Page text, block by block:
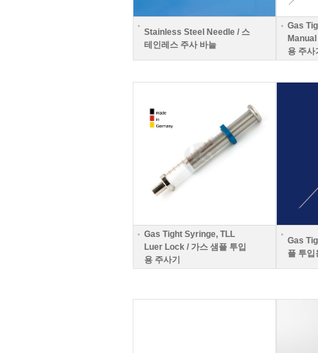
Stainless Steel Needle / 스
테인레스 주사 바늘
Gas
용 주
Gas Tight Syringe, TLL
Luer Lock / 가스 샘플 투입
용 주사기
Gas
플 투입